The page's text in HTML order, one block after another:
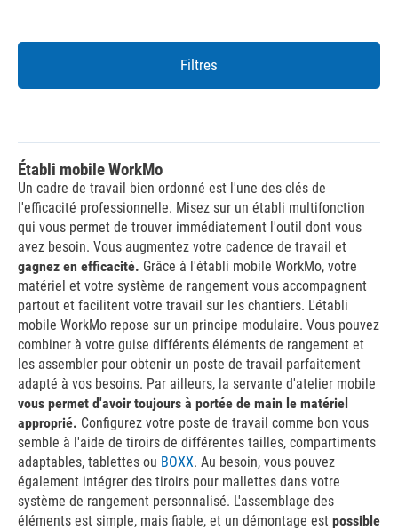
Filtres
Établi mobile WorkMo
Un cadre de travail bien ordonné est l'une des clés de
l'efficacité professionnelle. Misez sur un établi multifonction
qui vous permet de trouver immédiatement l'outil dont vous
avez besoin. Vous augmentez votre cadence de travail et
gagnez en efficacité. Grâce à l'établi mobile WorkMo, votre
matériel et votre système de rangement vous accompagnent
partout et facilitent votre travail sur les chantiers. L'établi
mobile WorkMo repose sur un principe modulaire. Vous pouvez
combiner à votre guise différents éléments de rangement et
les assembler pour obtenir un poste de travail parfaitement
adapté à vos besoins. Par ailleurs, la servante d'atelier mobile
vous permet d'avoir toujours à portée de main le matériel
approprié. Configurez votre poste de travail comme bon vous
semble à l'aide de tiroirs de différentes tailles, compartiments
adaptables, tablettes ou BOXX. Au besoin, vous pouvez
également intégrer des tiroirs pour mallettes dans votre
système de rangement personnalisé. L'assemblage des
éléments est simple, mais fiable, et un démontage est possible